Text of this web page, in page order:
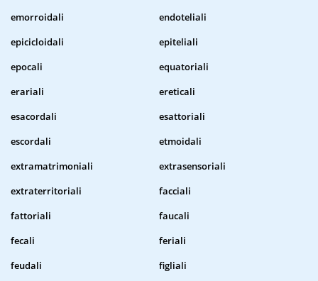
emorroidali
endoteliali
epicicloidali
epiteliali
epocali
equatoriali
erariali
ereticali
esacordali
esattoriali
escordali
etmoidali
extramatrimoniali
extrasensoriali
extraterritoriali
facciali
fattoriali
faucali
fecali
feriali
feudali
figliali